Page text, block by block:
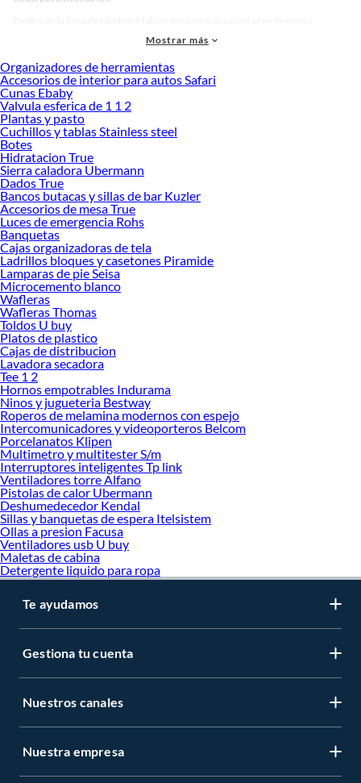
funcionalidades que se adaptan a diferentes necesidades. Hay modelos
exigentes. Además, puedes elegir entre acabados ergonómicos y colores
modernos que aportan estilo y practicidad. Esta diversidad asegura que cada
usuario encuentre la herramienta perfecta para su tipo de trabajo.
Al momento de decidir, considera aspectos como la facilidad de uso, la
durabilidad y la potencia que necesitas para tus proyectos. Los taladros Makute
destacan por su relación calidad-precio y por ofrecer soluciones confiables para
profesionales y aficionados. Descubre cuál se adapta mejor a ti y explora
nuestras colecciones disponibles para conocer más sobre sus beneficios.
Enlaces relacionados:
Compresora de aire
Amoladora
Generador electrico
Maquina de soldar
Rotomartillo
Wincha
Hidrolavadora
Taladro inalambrico
Martillo
Herramientas
Taladro
Sierra circular
Alicate
Caja de herramientas
Serrucho
Cizalla
Pistola de impacto
Pistola de calor
Cincel
Hoja de sierra
Pala
Esmeril de banco
Herramientas manuales
Taladro de banco
Sierra caladora
Esmeril angular
Carro de herramientas
Organizador de herramientas
Sierra sable
Mostrar más
Organizadores de herramientas
Accesorios de interior para autos Safari
Cunas Ebaby
Valvula esferica de 1 1 2
Plantas y pasto
Cuchillos y tablas Stainless steel
Botes
Hidratacion True
Sierra caladora Ubermann
Dados True
Bancos butacas y sillas de bar Kuzler
Accesorios de mesa True
Luces de emergencia Rohs
Banquetas
Cajas organizadoras de tela
Ladrillos bloques y casetones Piramide
Lamparas de pie Seisa
Microcemento blanco
Wafleras
Wafleras Thomas
Toldos U buy
Platos de plastico
Cajas de distribucion
Lavadora secadora
Tee 1 2
Hornos empotrables Indurama
Ninos y jugueteria Bestway
Roperos de melamina modernos con espejo
Intercomunicadores y videoporteros Belcom
Porcelanatos Klipen
Multimetro y multitester S/m
Interruptores inteligentes Tp link
Ventiladores torre Alfano
Pistolas de calor Ubermann
Deshumedecedor Kendal
Sillas y banquetas de espera Itelsistem
Ollas a presion Facusa
Ventiladores usb U buy
Maletas de cabina
Detergente liquido para ropa
Te ayudamos
Gestiona tu cuenta
Nuestros canales
Nuestra empresa